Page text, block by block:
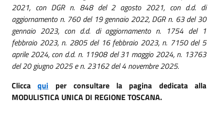
2021, con DGR n. 848 del 2 agosto 2021, con d.d. di
aggiornamento n. 760 del 19 gennaio 2022, DGR n. 63 del 30
gennaio 2023, con d.d. di aggiornamento n. 1754 del 1
febbraio 2023, n. 2805 del 16 febbraio 2023, n. 7150 del 5
aprile 2024, con d.d. n. 11908 del 31 maggio 2024, n. 13763
del 20 giugno 2025 e n. 23162 del 4 novembre 2025.
Cliccaqui per consultare la pagina dedicata alla
MODULISTICA UNICA DI REGIONE TOSCANA.